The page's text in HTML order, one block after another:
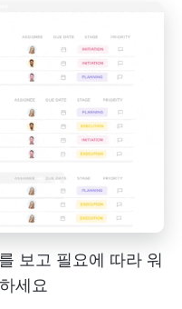
보고 필요에 따라 워
세요